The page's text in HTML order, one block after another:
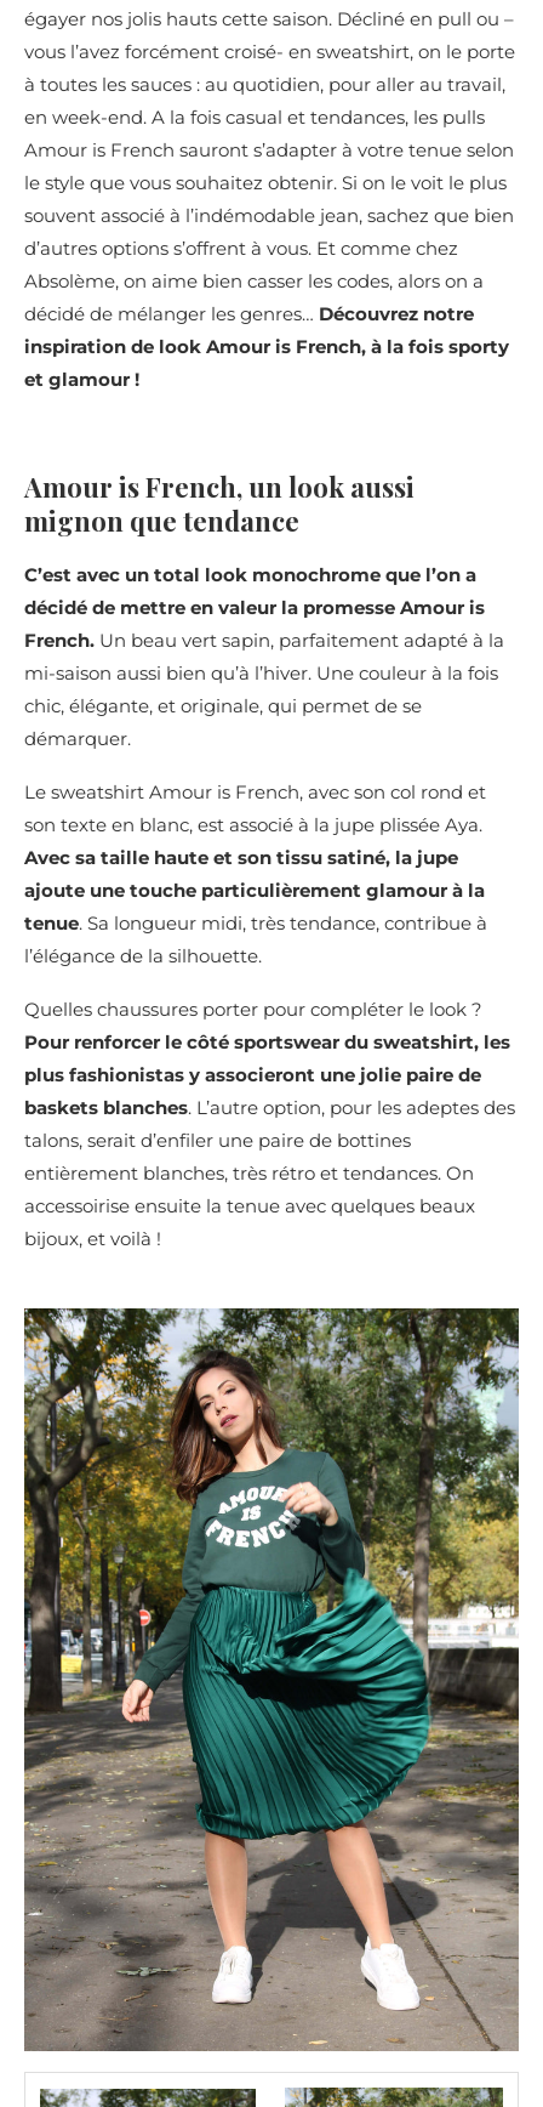
égayer nos jolis hauts cette saison. Décliné en pull ou –
vous l’avez forcément croisé- en sweatshirt, on le porte
à toutes les sauces : au quotidien, pour aller au travail,
en week-end. A la fois casual et tendances, les pulls
Amour is French sauront s’adapter à votre tenue selon
le style que vous souhaitez obtenir. Si on le voit le plus
souvent associé à l’indémodable jean, sachez que bien
d’autres options s’offrent à vous. Et comme chez
Absolème, on aime bien casser les codes, alors on a
décidé de mélanger les genres… Découvrez notre
inspiration de look Amour is French, à la fois sporty
et glamour !
Amour is French, un look aussi
mignon que tendance
C’est avec un total look monochrome que l’on a
décidé de mettre en valeur la promesse Amour is
French. Un beau vert sapin, parfaitement adapté à la
mi-saison aussi bien qu’à l’hiver. Une couleur à la fois
chic, élégante, et originale, qui permet de se
démarquer.
Le sweatshirt Amour is French, avec son col rond et
son texte en blanc, est associé à la jupe plissée Aya.
Avec sa taille haute et son tissu satiné, la jupe
ajoute une touche particulièrement glamour à la
tenue. Sa longueur midi, très tendance, contribue à
l’élégance de la silhouette.
Quelles chaussures porter pour compléter le look ?
Pour renforcer le côté sportswear du sweatshirt, les
plus fashionistas y associeront une jolie paire de
baskets blanches. L’autre option, pour les adeptes des
talons, serait d’enfiler une paire de bottines
entièrement blanches, très rétro et tendances. On
accessoirise ensuite la tenue avec quelques beaux
bijoux, et voilà !